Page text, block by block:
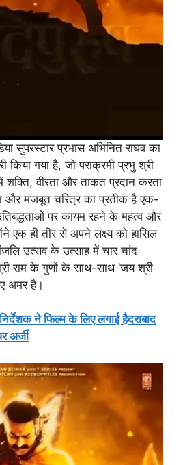
सुपरस्टार प्रभास अभिनित राघव का
किया गया है, जो पराक्रमी प्रभु श्री
वीरता और ताकत प्रदान करता
और मजबूत चरित्र का प्रतीक है एक-
पर कायम रहने के महत्व और
एक ही तीर से अपने लक्ष्य को हासिल
उत्सव के उत्साह में चार चांद
राम के गुणों के साथ-साथ ‘जय श्री
अमर है।
ने फिल्म के लिए लगाई हैदराबाद
अर्जी